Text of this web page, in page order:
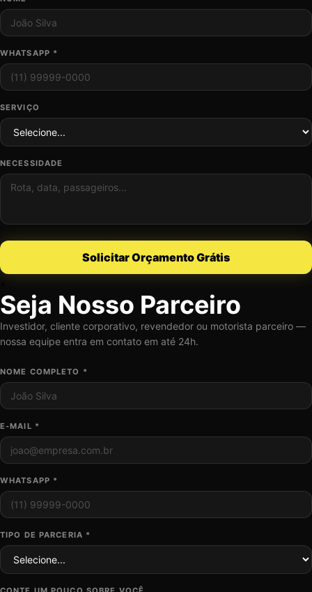
WHATSAPP *
SERVIÇO
NECESSIDADE
Solicitar Orçamento Grátis
Seja Nosso Parceiro
Investidor, cliente corporativo, revendedor ou motorista parceiro —
nossa equipe entra em contato em até 24h.
NOME COMPLETO *
E-MAIL *
WHATSAPP *
TIPO DE PARCERIA *